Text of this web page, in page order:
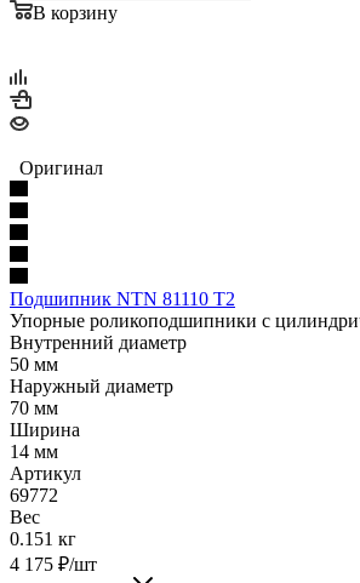
В корзину
Оригинал
Подшипник NTN 81110 T2
Упорные роликоподшипники с
Внутренний диаметр
50 мм
Наружный диаметр
70 мм
Ширина
14 мм
Артикул
69772
Вес
0.151 кг
4 175 ₽/шт